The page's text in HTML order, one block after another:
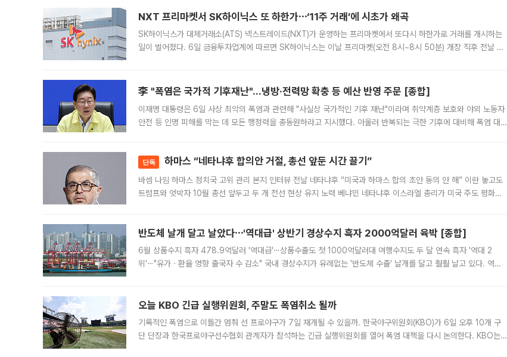
NXT 프리마켓서 SK하이닉스 또 하한가⋯‘11주 거래’에 시초가 왜곡
SK하이닉스가 대체거래소(ATS) 넥스트레이드(NXT)가 운영하는 프리마켓에서 또다시 하한가로 거래를 개시하는
일이 벌어졌다. 6일 금융투자업계에 따르면 SK하이닉스는 이날 프리마켓(오전 8시~8시 50분) 개장 직후 전날 정
李 "폭염은 국가적 기후재난"…냉방·전력망 확충 등 예산 반영 주문 [종합]
이재명 대통령은 6일 사상 최악의 폭염과 관련해 "사실상 국가적인 기후 재난"이라며 취약계층 보호와 야외 노동자
안전 등 인명 피해를 막는 데 모든 행정력을 총동원하라고 지시했다. 아울러 반복되는 극한 기후에 대비해 폭염 대응
단독 하마스 “네타냐후 합의안 거절, 총선 앞둔 시간 끌기”
바셈 나임 하마스 정치국 고위 관리 본지 인터뷰 전날 네타냐후 “미국과 하마스 합의 초안 동의 안 해” 이란 놓고도
트럼프와 엇박자 10월 총선 앞두고 두 개 전선 현상 유지 노력 베냐민 네타냐후 이스라엘 총리가 미국 주도 평화위
반도체 날개 달고 날았다⋯'역대급' 상반기 경상수지 흑자 2000억달러 육박 [종합]
6월 상품수지 흑자 478.9억달러 '역대급'⋯상품수출도 첫 1000억달러대 여행수지도 두 달 연속 흑자 '역대 2
위'⋯"유가ㆍ환율 영향 출국자 수 감소" 국내 경상수지가 유례없는 '반도체 수출' 날개를 달고 훨훨 날고 있다. 역대
오늘 KBO 긴급 실행위원회, 주말도 폭염취소 될까
기록적인 폭염으로 이틀간 멈춰 선 프로야구가 7일 재개될 수 있을까. 한국야구위원회(KBO)가 6일 오후 10개 구
단 단장과 한국프로야구선수협회 관계자가 참석하는 긴급 실행위원회를 열어 폭염 대책을 다시 논의한다. KBO는